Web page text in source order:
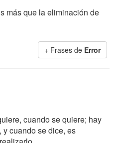
más que la eliminación de
+ Frases de Error
cuando se quiere; hay
cuando se dice, es